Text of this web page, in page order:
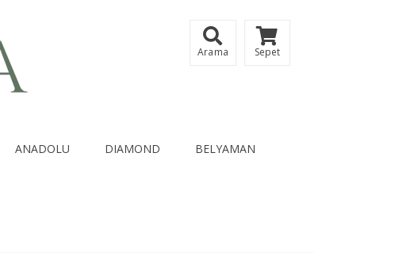
Arama Sepet
ANADOLU DIAMOND BELYAMAN